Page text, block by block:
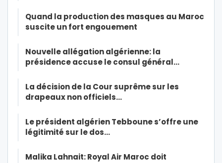
Quand la production des masques au Maroc
suscite un fort engouement
Nouvelle allégation algérienne: la
présidence accuse le consul général…
La décision de la Cour suprême sur les
drapeaux non officiels…
Le président algérien Tebboune s’offre une
légitimité sur le dos…
Malika Lahnait: Royal Air Maroc doit